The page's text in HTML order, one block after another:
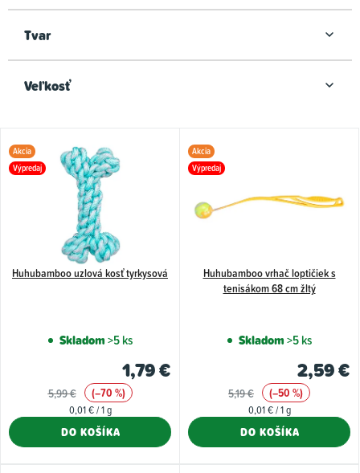
Tvar
Veľkosť
V
ý
r
o
v
Akcia
Výpredaj
Huhubamboo uzlová kosť tyrkysová
Skladom>5 ks
1,79 €
5,99 € (–70 %)
Jednotková
0,01 € / 1 g
DO KOŠÍKA
Akcia
Výpredaj
Huhubamboo vrhač loptičiek s
tenisákom 68 cm žltý
Skladom>5 ks
2,59 €
5,19 € (–50 %)
Jednotková
0,01 € / 1 g
DO KOŠÍKA